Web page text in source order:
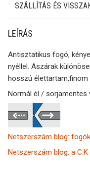
SZÁLLÍTÁS ÉS
LEÍRÁS
Antisztatikus fogó,
nyéllel. Aszárak
hosszú élettartam,finom
Normál él / sorjamentes
Netszerszám blog:
Netszerszám blog: a